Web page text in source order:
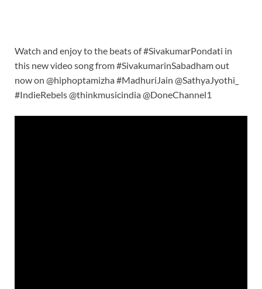
Watch and enjoy to the beats of #SivakumarPondati in
this new video song from #SivakumarinSabadham out
now on @hiphoptamizha #MadhuriJain @SathyaJyothi_
#IndieRebels @thinkmusicindia @DoneChannel1